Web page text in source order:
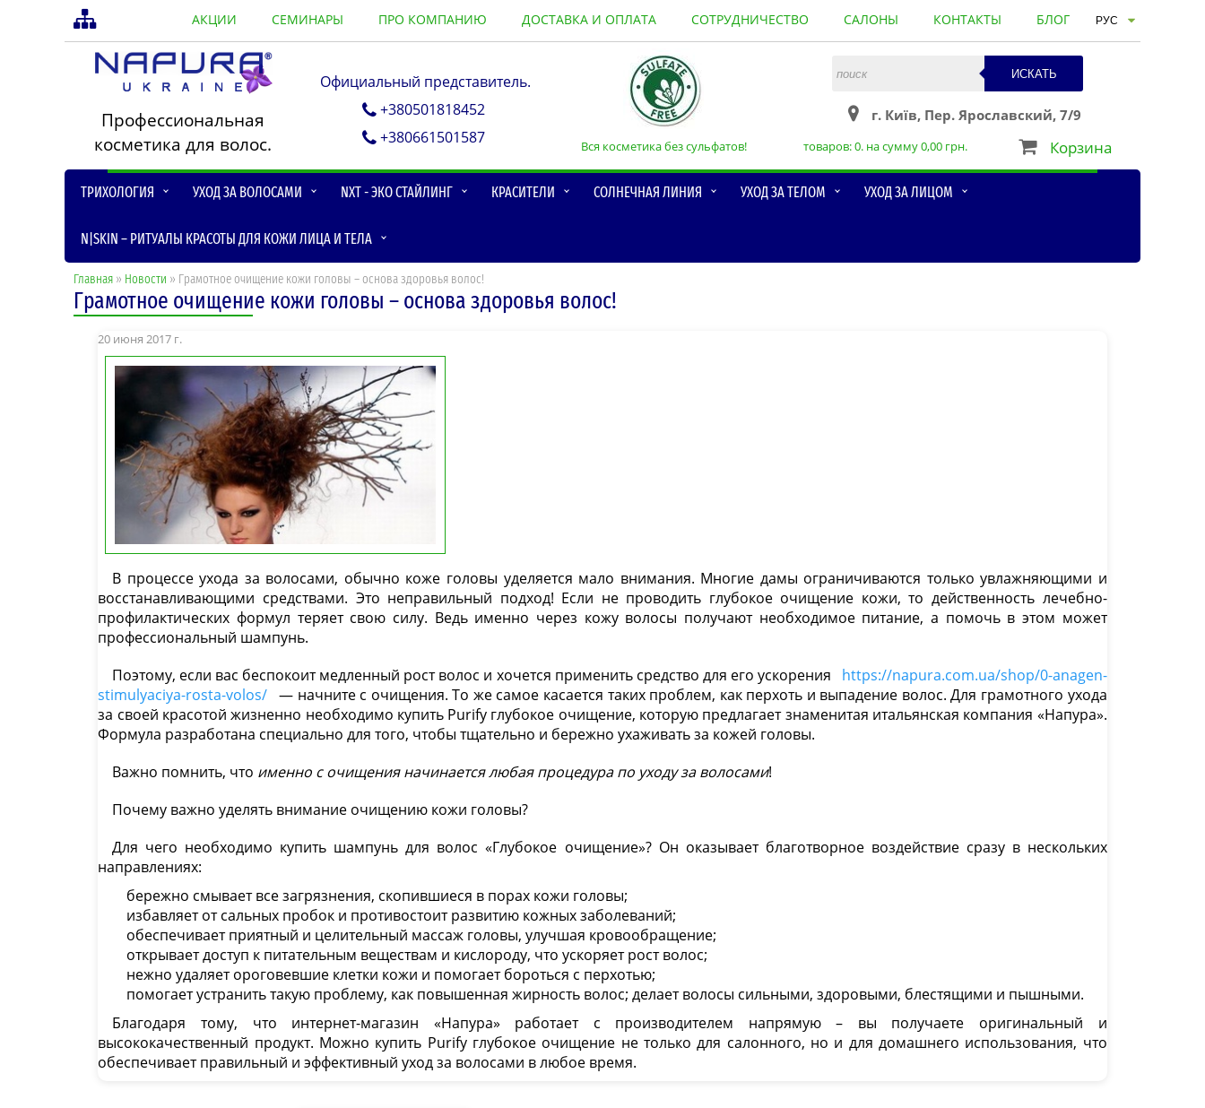
АКЦИИ СЕМИНАРЫ ПРО КОМПАНИЮ ДОСТАВКА И ОПЛАТА СОТРУДНИЧЕСТВО САЛОНЫ КОНТАКТЫ БЛОГ
Профессиональная
косметика для волос.
Официальный представитель.
+380501818452
+380661501587
Вся косметика без сульфатов!
ИСКАТЬ
г. Київ, Пер. Ярославский, 7/9
товаров:0. на сумму0,00 грн. Корзина
ТРИХОЛОГИЯ УХОД ЗА ВОЛОСАМИ NXT - ЭКО СТАЙЛИНГ КРАСИТЕЛИ СОЛНЕЧНАЯ ЛИНИЯ УХОД ЗА ТЕЛОМ УХОД ЗА ЛИЦОМ
N|SKIN – РИТУАЛЫ КРАСОТЫ ДЛЯ КОЖИ ЛИЦА И ТЕЛА
Главная » Новости » Грамотное очищение кожи головы – основа здоровья волос!
Грамотное очищение кожи головы – основа здоровья волос!
20 июня 2017 г.
В процессе ухода за волосами, обычно коже головы уделяется мало внимания. Многие дамы ограничиваются только увлажняющими и
восстанавливающими средствами. Это неправильный подход! Если не проводить глубокое очищение кожи, то действенность лечебно-
профилактических формул теряет свою силу. Ведь именно через кожу волосы получают необходимое питание, а помочь в этом может
профессиональный шампунь.
Поэтому, если вас беспокоит медленный рост волос и хочется применить средство для его ускорения
https://napura.com.ua/shop/0-anagen-
stimulyaciya-rosta-volos/ — начните с очищения. То же самое касается таких проблем, как перхоть и выпадение волос. Для грамотного ухода
за своей красотой жизненно необходимо купить Purify глубокое очищение, которую предлагает знаменитая итальянская компания «Напура».
Формула разработана специально для того, чтобы тщательно и бережно ухаживать за кожей головы.
Важно помнить, что именно с очищения начинается любая процедура по уходу за волосами!
Почему важно уделять внимание очищению кожи головы?
Для чего необходимо купить шампунь для волос «Глубокое очищение»? Он оказывает благотворное воздействие сразу в нескольких
направлениях:
бережно смывает все загрязнения, скопившиеся в порах кожи головы;
избавляет от сальных пробок и противостоит развитию кожных заболеваний;
обеспечивает приятный и целительный массаж головы, улучшая кровообращение;
открывает доступ к питательным веществам и кислороду, что ускоряет рост волос;
нежно удаляет ороговевшие клетки кожи и помогает бороться с перхотью;
помогает устранить такую проблему, как повышенная жирность волос; делает волосы сильными, здоровыми, блестящими и пышными.
Благодаря тому, что интернет-магазин «Напура» работает с производителем напрямую – вы получаете оригинальный и
высококачественный продукт. Можно купить Purify глубокое очищение не только для салонного, но и для домашнего использования, что
обеспечивает правильный и эффективный уход за волосами в любое время.